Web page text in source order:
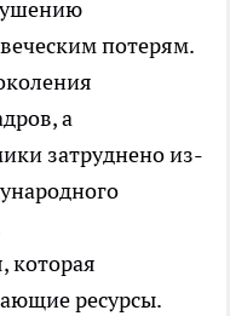
потерям.
а
затруднено из-
которая
ресурсы.